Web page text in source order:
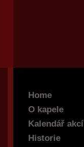
Home
O kapele
Kalendář akcí
Historie